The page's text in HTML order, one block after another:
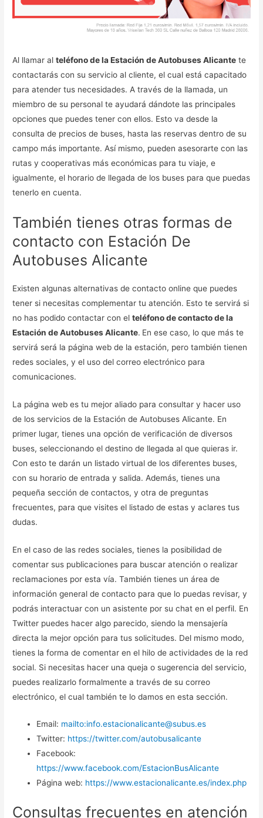
Al llamar alteléfono de la Estación de Autobuses Alicante te
contactarás con su servicio al cliente, el cual está capacitado
para atender tus necesidades. A través de la llamada, un
miembro de su personal te ayudará dándote las principales
opciones que puedes tener con ellos. Esto va desde la
consulta de precios de buses, hasta las reservas dentro de su
campo más importante. Así mismo, pueden asesorarte con las
rutas y cooperativas más económicas para tu viaje, e
igualmente, el horario de llegada de los buses para que puedas
tenerlo en cuenta.
También tienes otras formas de
contacto con Estación De
Autobuses Alicante
Existen algunas alternativas de contacto online que puedes
tener si necesitas complementar tu atención. Esto te servirá si
no has podido contactar con elteléfono de contacto de la
Estación de Autobuses Alicante. En ese caso, lo que más te
servirá será la página web de la estación, pero también tienen
redes sociales, y el uso del correo electrónico para
comunicaciones.
La página web es tu mejor aliado para consultar y hacer uso
de los servicios de la Estación de Autobuses Alicante. En
primer lugar, tienes una opción de verificación de diversos
buses, seleccionando el destino de llegada al que quieras ir.
Con esto te darán un listado virtual de los diferentes buses,
con su horario de entrada y salida. Además, tienes una
pequeña sección de contactos, y otra de preguntas
frecuentes, para que visites el listado de estas y aclares tus
dudas.
En el caso de las redes sociales, tienes la posibilidad de
comentar sus publicaciones para buscar atención o realizar
reclamaciones por esta vía. También tienes un área de
información general de contacto para que lo puedas revisar, y
podrás interactuar con un asistente por su chat en el perfil. En
Twitter puedes hacer algo parecido, siendo la mensajería
directa la mejor opción para tus solicitudes. Del mismo modo,
tienes la forma de comentar en el hilo de actividades de la red
social. Si necesitas hacer una queja o sugerencia del servicio,
puedes realizarlo formalmente a través de su correo
electrónico, el cual también te lo damos en esta sección.
Email: mailto:info.estacionalicante@subus.es
Twitter: https://twitter.com/autobusalicante
Facebook:
https://www.facebook.com/EstacionBusAlicante
Página web: https://www.estacionalicante.es/index.php
Consultas frecuentes en atención